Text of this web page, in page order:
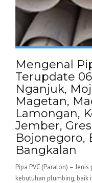
Mengenal
Terupdate
Nganjuk,
Magetan,
Lamongan,
Jember,
Bojonegoro,
Bangkalan
Pipa PVC (Paralon) –
kebutuhan plumbing, baik